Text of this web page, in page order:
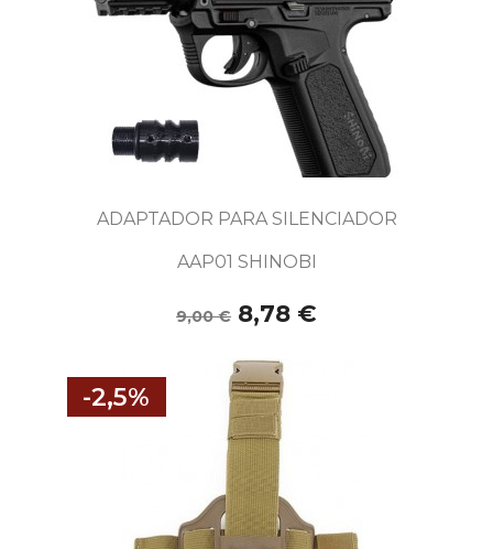
ADAPTADOR PARA SILENCIADOR
AAP01 SHINOBI
9,00 € 8,78 €
-2,5%